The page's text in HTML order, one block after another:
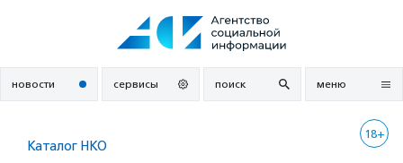
новости сервисы поиск меню
18+
Каталог НКО